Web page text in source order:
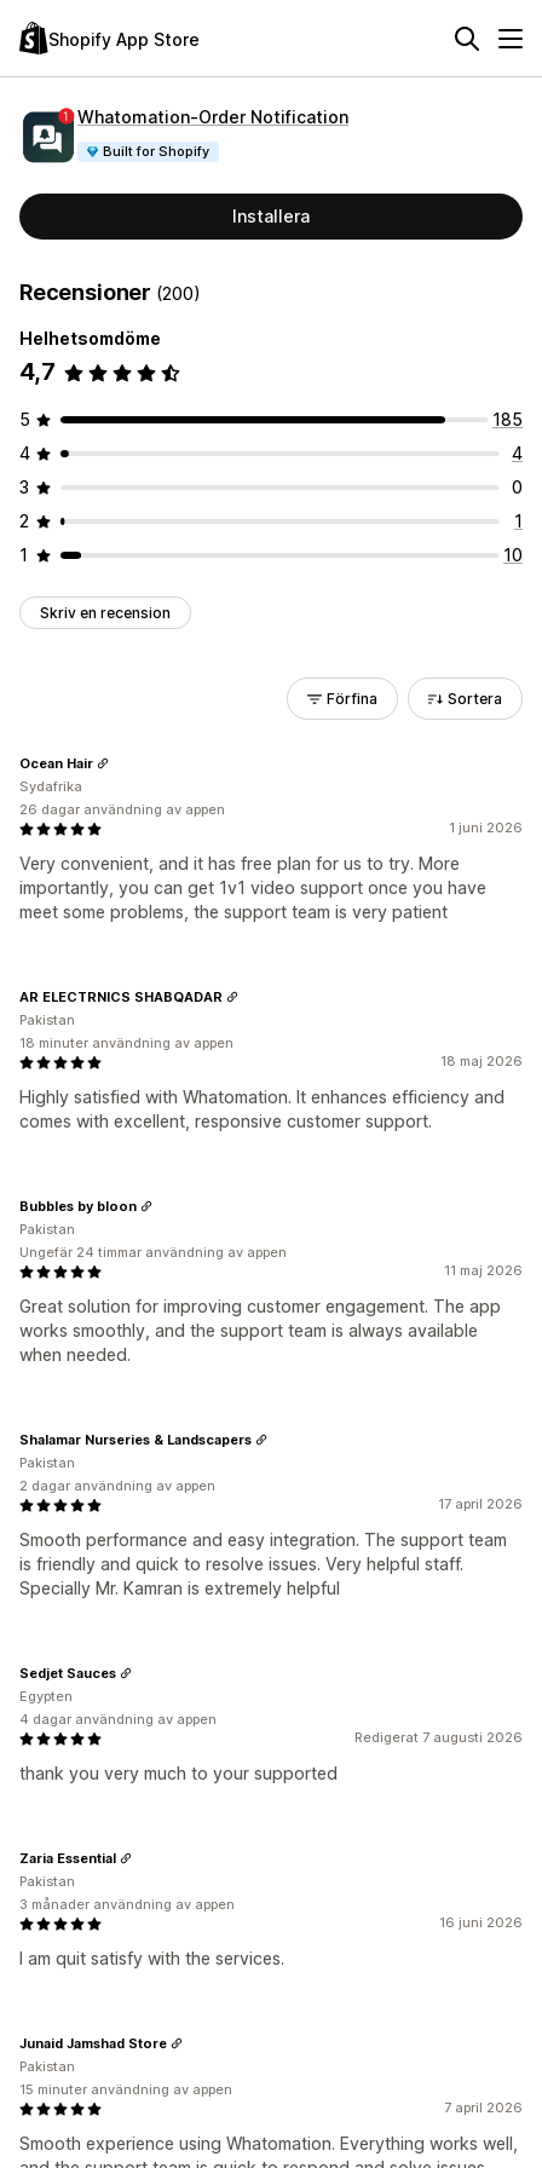
Shopify App Store
Whatomation‑Order Notification
Built for Shopify
Installera
Recensioner (200)
Helhetsomdöme
4,7
5
185
4
4
3
0
2
1
1
10
Skriv en recension
Förfina Sortera
1 juni 2026
Very convenient, and it has free plan for us to try. More
importantly, you can get 1v1 video support once you have
meet some problems, the support team is very patient
Ocean Hair
Sydafrika
26 dagar användning av appen
18 maj 2026
Highly satisfied with Whatomation. It enhances efficiency and
comes with excellent, responsive customer support.
AR ELECTRNICS SHABQADAR
Pakistan
18 minuter användning av appen
11 maj 2026
Great solution for improving customer engagement. The app
works smoothly, and the support team is always available
when needed.
Bubbles by bloon
Pakistan
Ungefär 24 timmar användning av appen
17 april 2026
Smooth performance and easy integration. The support team
is friendly and quick to resolve issues. Very helpful staff.
Specially Mr. Kamran is extremely helpful
Shalamar Nurseries & Landscapers
Pakistan
2 dagar användning av appen
Redigerat 7 augusti 2026
thank you very much to your supported
Sedjet Sauces
Egypten
4 dagar användning av appen
16 juni 2026
I am quit satisfy with the services.
Zaria Essential
Pakistan
3 månader användning av appen
7 april 2026
Smooth experience using Whatomation. Everything works well,
Junaid Jamshad Store
Pakistan
15 minuter användning av appen